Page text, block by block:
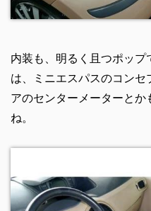
内装も、明るく且つポッ
は、ミニエスパスのコンセ
アのセンターメーターと
ね。